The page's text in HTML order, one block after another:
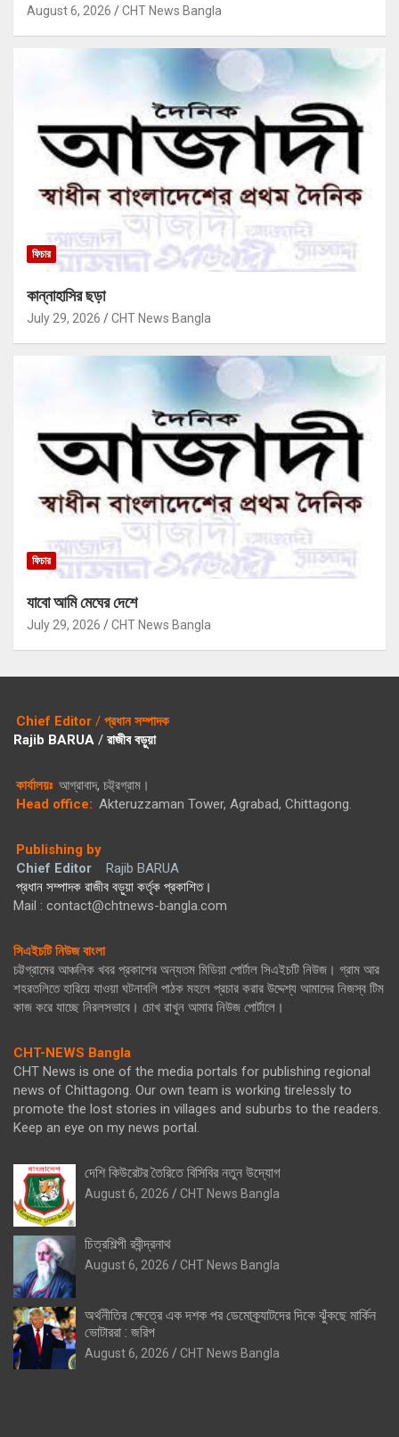
August 6, 2026 CHT News Bangla
ফিচার
কান্নাহাসির ছড়া
July 29, 2026 CHT News Bangla
ফিচার
যাবো আমি মেঘের দেশে
July 29, 2026 CHT News Bangla
Chief Editor / প্রধান সম্পাদক
Rajib BARUA / রাজীব বড়ুয়া
কার্যালয়ঃ আগ্রাবাদ, চট্ট্রগ্রাম।
Head office: Akteruzzaman Tower, Agrabad, Chittagong.
Publishing by
Chief Editor
Rajib BARUA
প্রধান সম্পাদক রাজীব বড়ুয়া কর্তৃক প্রকাশিত।
Mail : contact@chtnews-bangla.com
সিএইচটি নিউজ বাংলা
চট্টগ্রামের আঞ্চলিক খবর প্রকাশের অন্যতম মিডিয়া পোর্টাল সিএইচটি নিউজ। গ্রাম আর
শহরতলিতে হারিয়ে যাওয়া ঘটনাবলি পাঠক মহলে প্রচার করার উদ্দেশ্য আমাদের নিজস্ব টিম
কাজ করে যাচ্ছে নিরলসভাবে। চোখ রাখুন আমার নিউজ পোর্টালে।
CHT-NEWS Bangla
CHT News is one of the media portals for publishing regional
news of Chittagong. Our own team is working tirelessly to
promote the lost stories in villages and suburbs to the readers.
Keep an eye on my news portal.
দেশি কিউরেটর তৈরিতে বিসিবির নতুন উদ্যোগ
August 6, 2026 CHT News Bangla
চিত্রশিল্পী রবীন্দ্রনাথ
August 6, 2026 CHT News Bangla
অর্থনীতির ক্ষেত্রে এক দশক পর ডেমোক্র্যাটদের দিকে ঝুঁকছে মার্কিন
ভোটাররা : জরিপ
August 6, 2026 CHT News Bangla